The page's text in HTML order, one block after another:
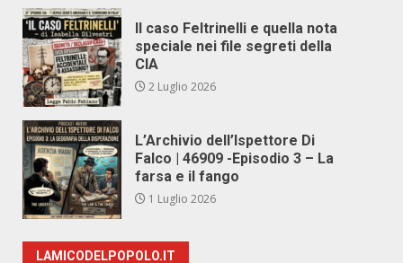
Il caso Feltrinelli e quella nota
speciale nei file segreti della
CIA
2 Luglio 2026
L’Archivio dell’Ispettore Di
Falco | 46909 -Episodio 3 – La
farsa e il fango
1 Luglio 2026
LAMICODELPOPOLO.IT